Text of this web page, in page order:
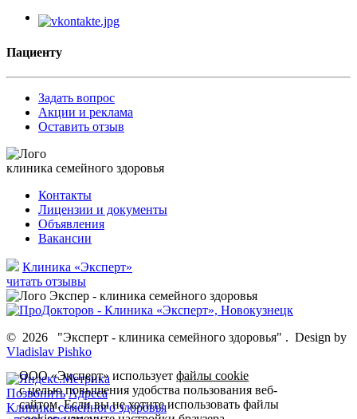
Пациенту
Задать вопрос
Акции и реклама
Оставить отзыв
клиника семейного здоровья
Контакты
Лицензии и документы
Объявления
Вакансии
Клиника «Эксперт»
читать отзывы
© 2026 "Эксперт - клиника семейного здоровья" . Design by
Vladislav Pishko
Позвонить Адреса
Клиника семейного здоровья
ООО «Эксперт» используетфайлы cookie
с целью повышения удобства пользования веб-
сайтом. Если вы не хотите использовать файлы